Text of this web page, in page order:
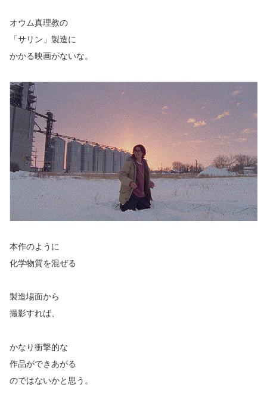
オウム真理教の
「サリン」製造に
かかる映画がないな。
本作のように
化学物質を混ぜる
製造場面から
撮影すれば、
かなり衝撃的な
作品ができあがる
のではないかと思う。